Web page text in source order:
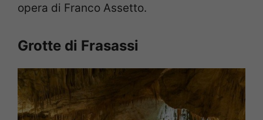
opera di Franco Assetto.
Grotte di Frasassi